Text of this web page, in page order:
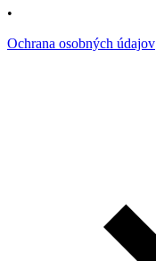
•
Ochrana osobných údajov